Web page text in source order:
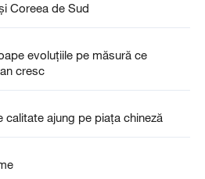
Coreea de Sud
evoluțiile pe măsură ce
cresc
ajung pe piața chineză